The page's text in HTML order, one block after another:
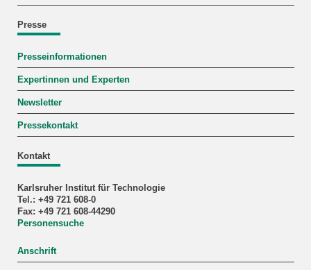
Presse
Presseinformationen
Expertinnen und Experten
Newsletter
Pressekontakt
Kontakt
Karlsruher Institut für Technologie
Tel.: +49 721 608-0
Fax: +49 721 608-44290
Personensuche
Anschrift